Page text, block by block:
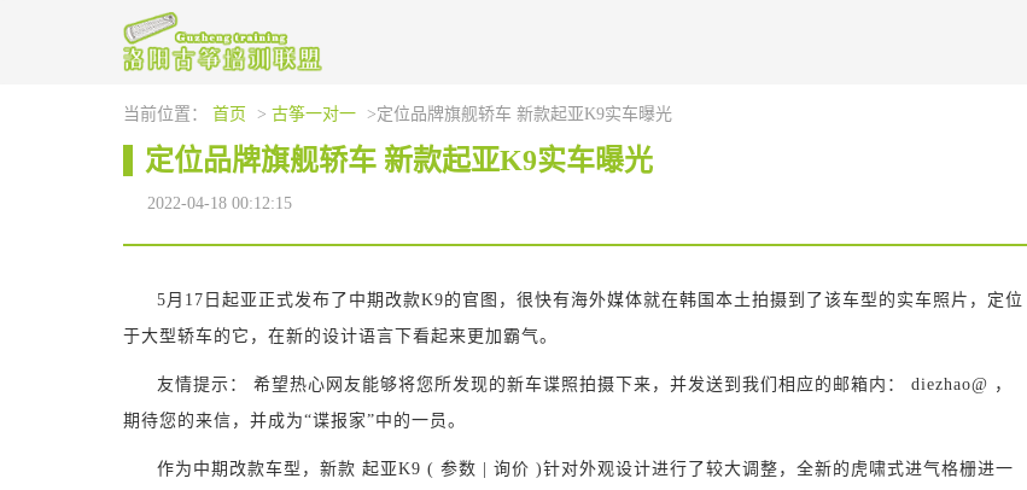
当前位置： 首页 > 古筝一对一 >定位品牌旗舰轿车 新款起亚K9实车曝光
定位品牌旗舰轿车 新款起亚K9实车曝光
2022-04-18 00:12:15
5月17日起亚正式发布了中期改款K9的官图，很快有海外媒体就在韩国本土拍摄到了该车型的实车照片，定位
于大型轿车的它，在新的设计语言下看起来更加霸气。
友情提示： 希望热心网友能够将您所发现的新车谍照拍摄下来，并发送到我们相应的邮箱内： diezhao@ ，
期待您的来信，并成为“谍报家”中的一员。
作为中期改款车型，新款 起亚K9 ( 参数 | 询价 )针对外观设计进行了较大调整，全新的虎啸式进气格栅进一